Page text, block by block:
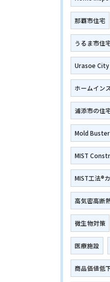
那覇市住宅
うるま市住
Urasoe City
ホームイン
浦添市の住
Mold
MIST
MIST工法®
高気密高断
微生物対策
医療施設
商品価値低